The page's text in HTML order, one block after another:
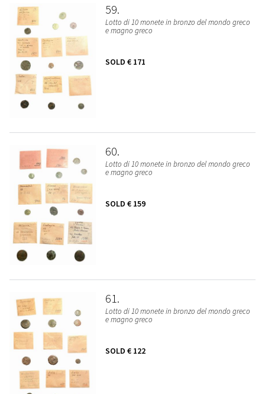
59
Lotto di 10 monete in bronzo del mondo greco
e magno greco
SOLD € 171
60
Lotto di 10 monete in bronzo del mondo greco
e magno greco
SOLD € 159
61
Lotto di 10 monete in bronzo del mondo greco
e magno greco
SOLD € 122